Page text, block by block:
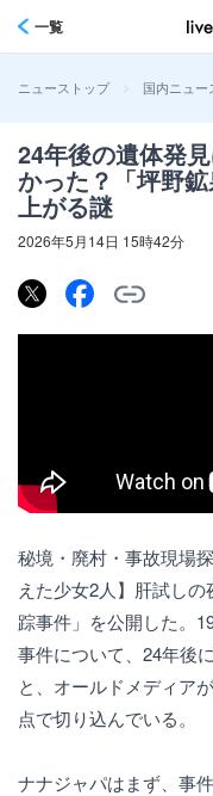
一覧
ニューストップ > 国内ニュー
24年後の遺体発
かった？「坪野
上がる謎
2026年5月14日 15時42分
秘境・廃村・事故現場
えた少女2人】肝試し
踪事件」を公開した。
事件について、24年後
と、オールドメディア
点で切り込んでいる。
ナナジャパはまず、事